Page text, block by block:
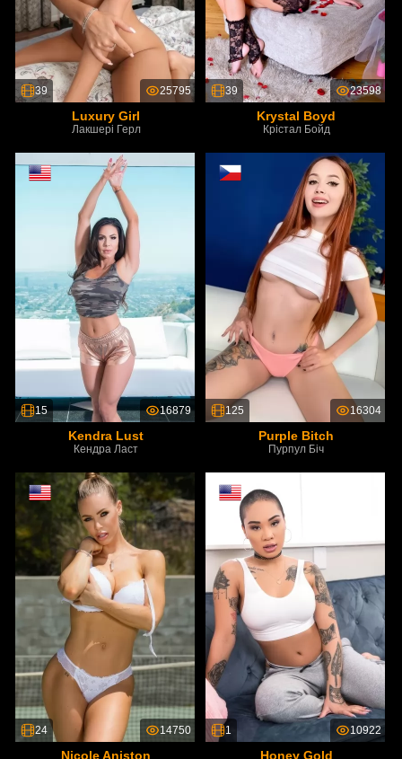
39 25795
Luxury Girl
Лакшері Герл
39 23598
Krystal Boyd
Крістал Бойд
15 16879
Kendra Lust
Кендра Ласт
125 16304
Purple Bitch
Пурпул Біч
24 14750
Nicole Aniston
1 10922
Honey Gold